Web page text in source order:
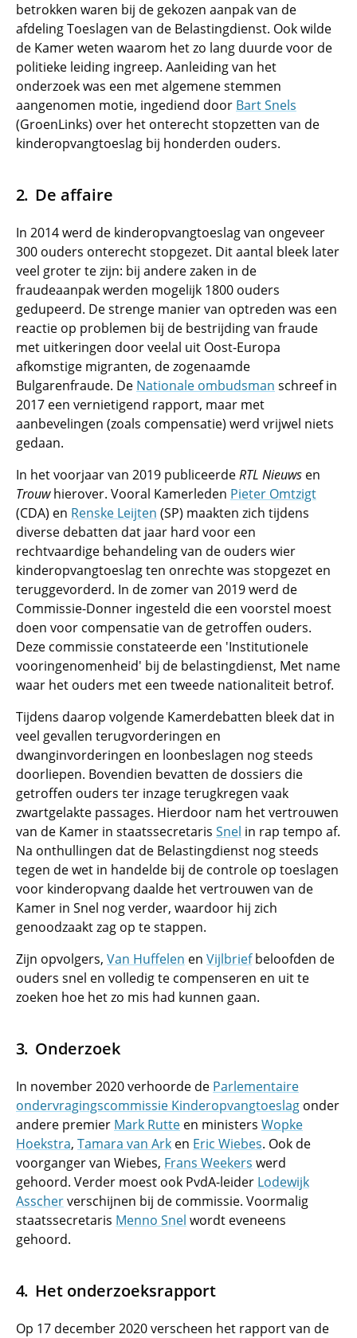
betrokken waren bij de gekozen aanpak van de
afdeling Toeslagen van de Belastingdienst. Ook wilde
de Kamer weten waarom het zo lang duurde voor de
politieke leiding ingreep. Aanleiding van het
onderzoek was een met algemene stemmen
aangenomen motie, ingediend door Bart Snels
(GroenLinks) over het onterecht stopzetten van de
kinderopvangtoeslag bij honderden ouders.
De affaire
In 2014 werd de kinderopvangtoeslag van ongeveer
300 ouders onterecht stopgezet. Dit aantal bleek later
veel groter te zijn: bij andere zaken in de
fraudeaanpak werden mogelijk 1800 ouders
gedupeerd. De strenge manier van optreden was een
reactie op problemen bij de bestrijding van fraude
met uitkeringen door veelal uit Oost-Europa
afkomstige migranten, de zogenaamde
Bulgarenfraude. De Nationale ombudsman schreef in
2017 een vernietigend rapport, maar met
aanbevelingen (zoals compensatie) werd vrijwel niets
gedaan.
In het voorjaar van 2019 publiceerdeRTL Nieuws en
Trouwhierover. Vooral Kamerleden Pieter Omtzigt
(CDA) en Renske Leijten (SP) maakten zich tijdens
diverse debatten dat jaar hard voor een
rechtvaardige behandeling van de ouders wier
kinderopvangtoeslag ten onrechte was stopgezet en
teruggevorderd. In de zomer van 2019 werd de
Commissie-Donner ingesteld die een voorstel moest
doen voor compensatie van de getroffen ouders.
Deze commissie constateerde een 'Institutionele
vooringenomenheid' bij de belastingdienst, Met name
waar het ouders met een tweede nationaliteit betrof.
Tijdens daarop volgende Kamerdebatten bleek dat in
veel gevallen terugvorderingen en
dwanginvorderingen en loonbeslagen nog steeds
doorliepen. Bovendien bevatten de dossiers die
getroffen ouders ter inzage terugkregen vaak
zwartgelakte passages. Hierdoor nam het vertrouwen
van de Kamer in staatssecretaris Snel in rap tempo af.
Na onthullingen dat de Belastingdienst nog steeds
tegen de wet in handelde bij de controle op toeslagen
voor kinderopvang daalde het vertrouwen van de
Kamer in Snel nog verder, waardoor hij zich
genoodzaakt zag op te stappen.
Zijn opvolgers, Van Huffelen en Vijlbriefbeloofden de
ouders snel en volledig te compenseren en uit te
zoeken hoe het zo mis had kunnen gaan.
Onderzoek
In november 2020 verhoorde de Parlementaire
ondervragingscommissie Kinderopvangtoeslag onder
andere premier Mark Rutte en ministers Wopke
Hoekstra, Tamara van Ark en Eric Wiebes. Ook de
voorganger van Wiebes, Frans Weekers werd
gehoord. Verder moest ook PvdA-leider Lodewijk
Asscherverschijnen bij de commissie. Voormalig
staatssecretaris Menno Snel wordt eveneens
gehoord.
Het onderzoeksrapport
Op 17 december 2020 verscheen het rapport van de